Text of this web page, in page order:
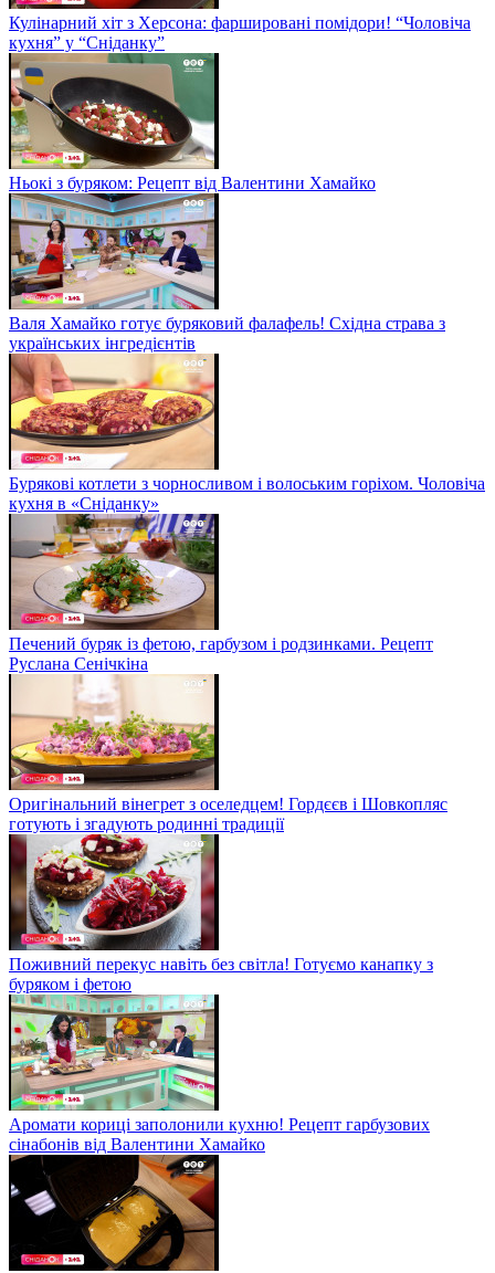
Кулінарний хіт з Херсона: фаршировані помідори! “Чоловіча
кухня” у “Сніданку”
Ньокі з буряком: Рецепт від Валентини Хамайко
Валя Хамайко готує буряковий фалафель! Східна страва з
українських інгредієнтів
Бурякові котлети з чорносливом і волоським горіхом. Чоловіча
кухня в «Сніданку»
Печений буряк із фетою, гарбузом і родзинками. Рецепт
Руслана Сенічкіна
Оригінальний вінегрет з оселедцем! Гордєєв і Шовкопляс
готують і згадують родинні традиції
Поживний перекус навіть без світла! Готуємо канапку з
буряком і фетою
Аромати кориці заполонили кухню! Рецепт гарбузових
сінабонів від Валентини Хамайко